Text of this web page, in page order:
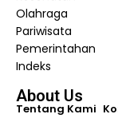
Olahraga
Pariwisata
Pemerintahan
Indeks
About Us
Tentang Kami